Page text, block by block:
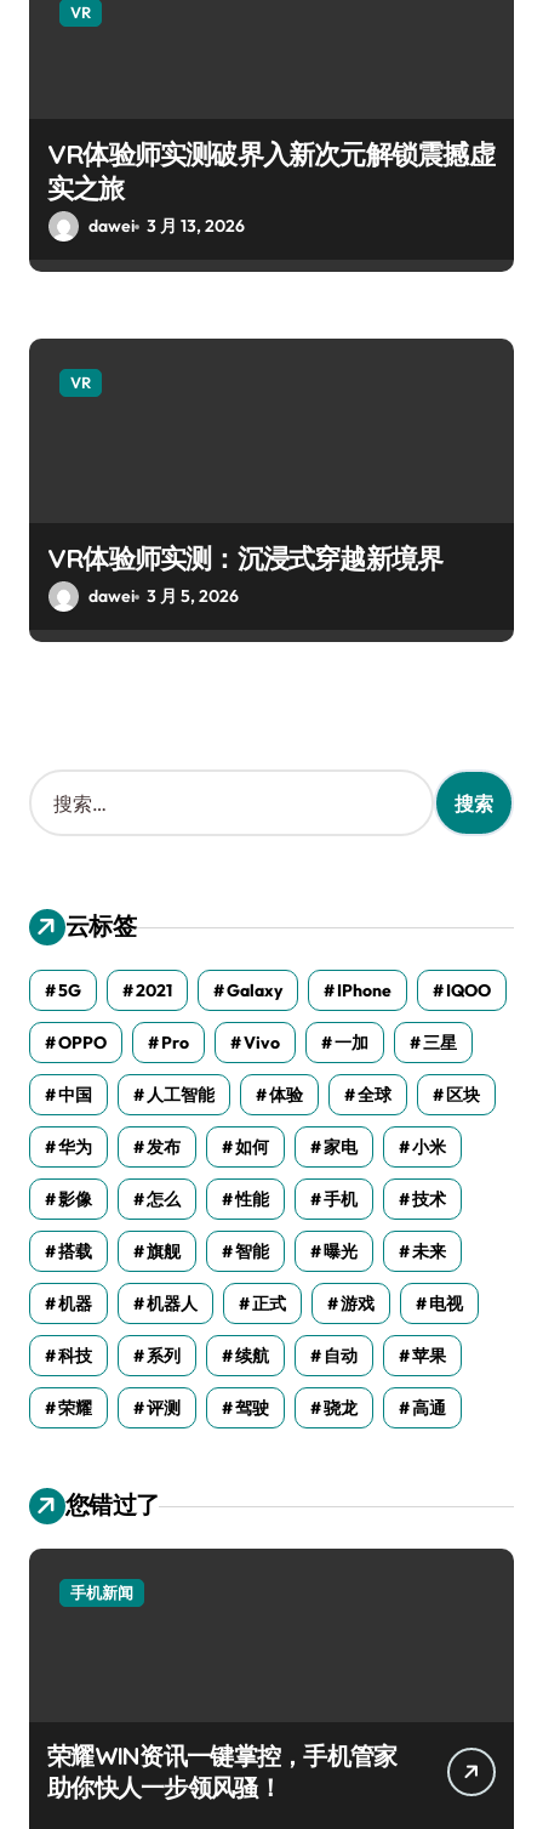
VR
VR体验师实测破界入新次元解锁震撼虚
实之旅
dawei 3 月 13, 2026
VR
VR体验师实测：沉浸式穿越新境界
dawei 3 月 5, 2026
搜
索
：
云标签
5G 2021 Galaxy IPhone IQOO
OPPO Pro Vivo 一加 三星
中国 人工智能 体验 全球 区块
华为 发布 如何 家电 小米
影像 怎么 性能 手机 技术
搭载 旗舰 智能 曝光 未来
机器 机器人 正式 游戏 电视
科技 系列 续航 自动 苹果
荣耀 评测 驾驶 骁龙 高通
您错过了
手机新闻
荣耀WIN资讯一键掌控，手机管家
助你快人一步领风骚！